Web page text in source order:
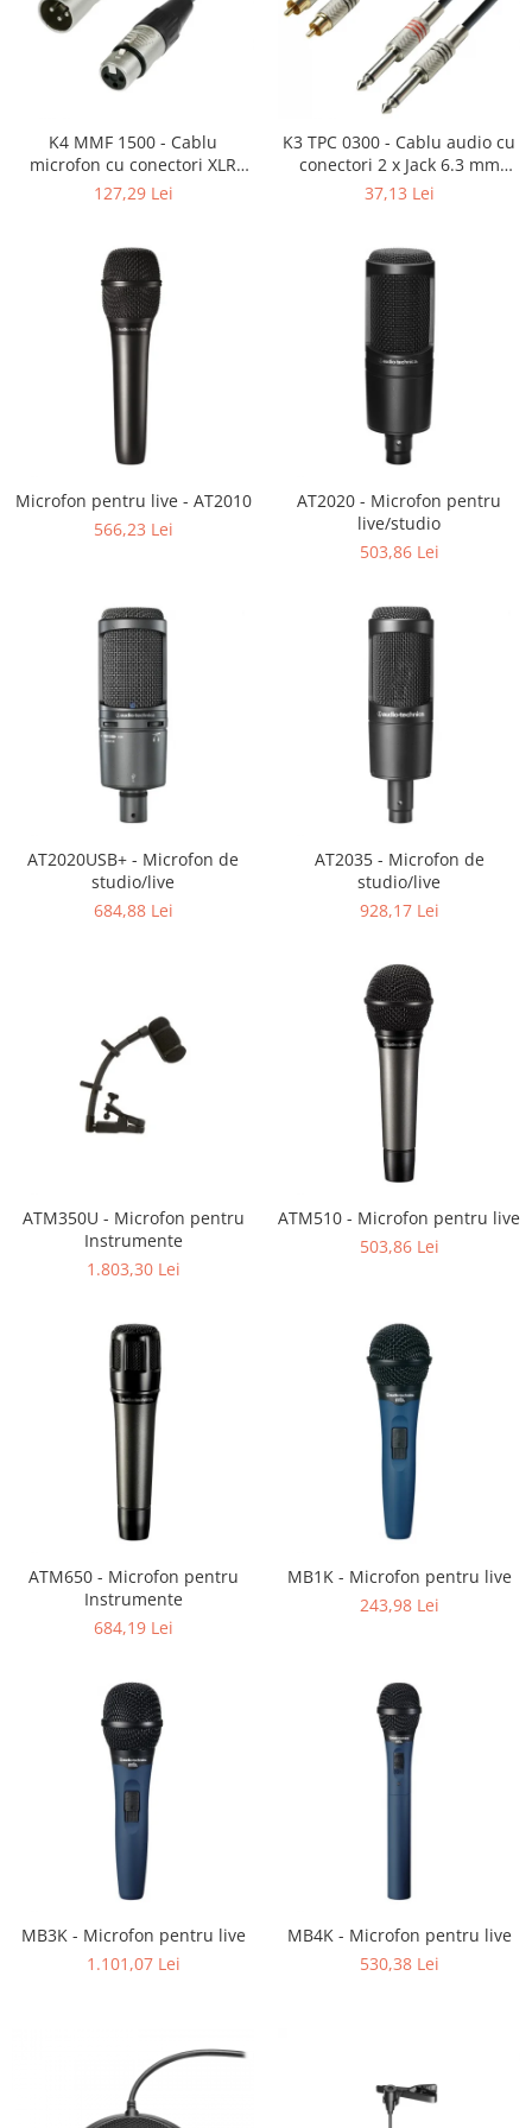
Accesorii Generale
Boxe Active
Boxe Pasive
Line Array Active
Subwoofere Active
Subwoofere Pasive
Cabluri si conectori
Accesorii pt. Cabluri
Adaptoare Audio
Cabluri Audio cu Conectori
Cabluri la metru
Stage Box Multicore
Casti fara fir
Interfete audio
Microfoane
Accesorii pentru Microfoane
Headset-uri si lavaliere
Microfoane cu fir pentru live
Microfoane de captura
Microfoane pentru instrumente
Microfoane USB - Podcast, Gaming
Accesorii mixere
Mixere analogice
Mixere digitale
Mixere pentru DJ
Stative pentru Microfoane
Moving head-uri – Spot
Proiectoare Lumini
Ventilatoare
K4 MMF 1500 - Cablu
microfon cu conectori XLR
mama / XLR tata 3p REAN -
127,29 Lei
K3 TPC 0300 - Cablu audio cu
conectori 2 x Jack 6.3 mm
mono / 2 x RCA tata AH 3 m
37,13 Lei
Microfon pentru live - AT2010
566,23 Lei
AT2020 - Microfon pentru
live/studio
503,86 Lei
AT2020USB+ - Microfon de
studio/live
684,88 Lei
AT2035 - Microfon de
studio/live
928,17 Lei
ATM350U - Microfon pentru
Instrumente
1.803,30 Lei
ATM510 - Microfon pentru live
503,86 Lei
ATM650 - Microfon pentru
Instrumente
684,19 Lei
MB1K - Microfon pentru live
243,98 Lei
MB3K - Microfon pentru live
1.101,07 Lei
MB4K - Microfon pentru live
530,38 Lei